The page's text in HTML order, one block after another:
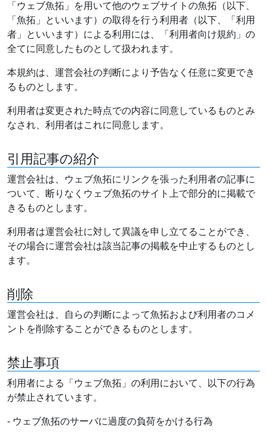
「ウェブ魚拓」を用いて他のウェブサイトの魚拓（以下、
「魚拓」といいます）の取得を行う利用者（以下、「利用
者」といいます）による利用には、「利用者向け規約」の
全てに同意したものとして扱われます。
本規約は、運営会社の判断により予告なく任意に変更でき
るものとします。
利用者は変更された時点での内容に同意しているものとみ
なされ、利用者はこれに同意します。
引用記事の紹介
運営会社は、ウェブ魚拓にリンクを張った利用者の記事に
ついて、断りなくウェブ魚拓のサイト上で部分的に掲載で
きるものとします。
利用者は運営会社に対して異議を申し立てることができ、
その場合に運営会社は該当記事の掲載を中止するものとし
ます。
削除
運営会社は、自らの判断によって魚拓および利用者のコメ
ントを削除することができるものとします。
禁止事項
利用者による「ウェブ魚拓」の利用において、以下の行為
が禁止されています。
- ウェブ魚拓のサーバに過度の負荷をかける行為